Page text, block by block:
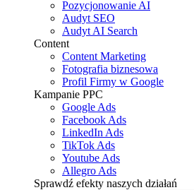
Pozycjonowanie AI
Audyt SEO
Audyt AI Search
Content
Content Marketing
Fotografia biznesowa
Profil Firmy w Google
Kampanie PPC
Google Ads
Facebook Ads
LinkedIn Ads
TikTok Ads
Youtube Ads
Allegro Ads
Sprawdź efekty naszych działań